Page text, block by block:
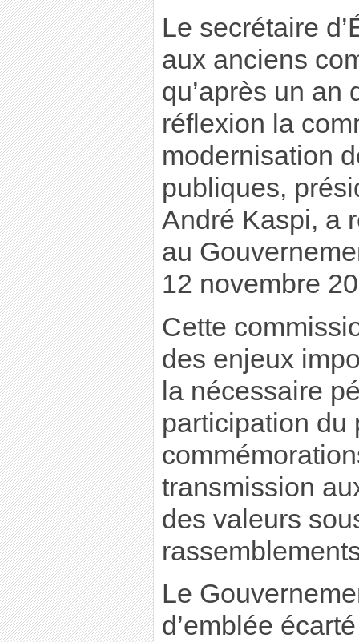
Le secrétaire
aux anciens
qu’après un an
réflexion la
modernisation
publiques,
André Kaspi, a
au
12 novembre
Cette
des enjeux
la nécessaire
participation du
transmission
des valeurs
Le
d’emblée